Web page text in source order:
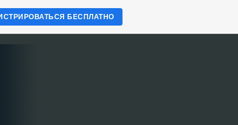
БЕСПЛАТНО